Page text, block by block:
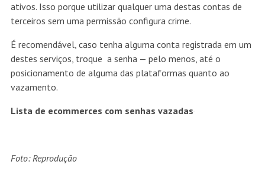
ativos. Isso porque utilizar qualquer uma destas contas de
terceiros sem uma permissão configura crime.
É recomendável, caso tenha alguma conta registrada em um
destes serviços, troque a senha — pelo menos, até o
posicionamento de alguma das plataformas quanto ao
vazamento.
Lista de ecommerces com senhas vazadas
Foto: Reprodução